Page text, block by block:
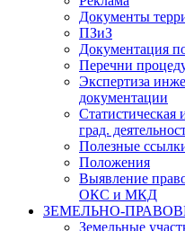
Документы
ПЗиЗ
Документация
Перечни
Экспертиза
документации
град.
Полезные
Положения
Выявление
ОКС и МКД
ЗЕМЕЛЬНО-
Земельные